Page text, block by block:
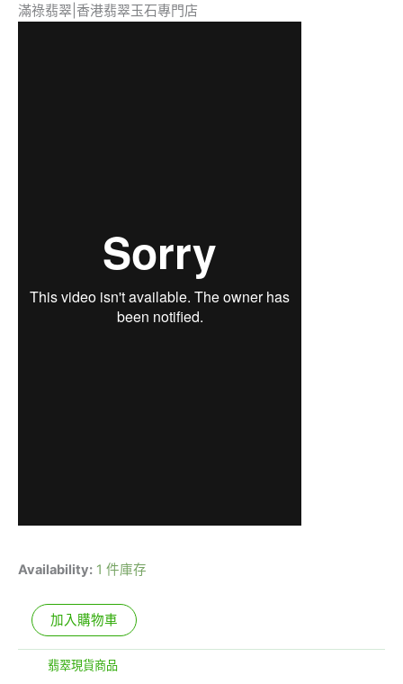
滿祿翡翠|香港翡翠玉石專門店
Availability: 1 件庫存
加入購物車
翡翠現貨商品